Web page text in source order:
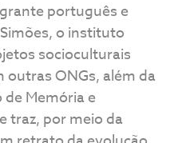
português e
o instituto
socioculturais
outras ONGs, além da
Memória e
traz, por meio da